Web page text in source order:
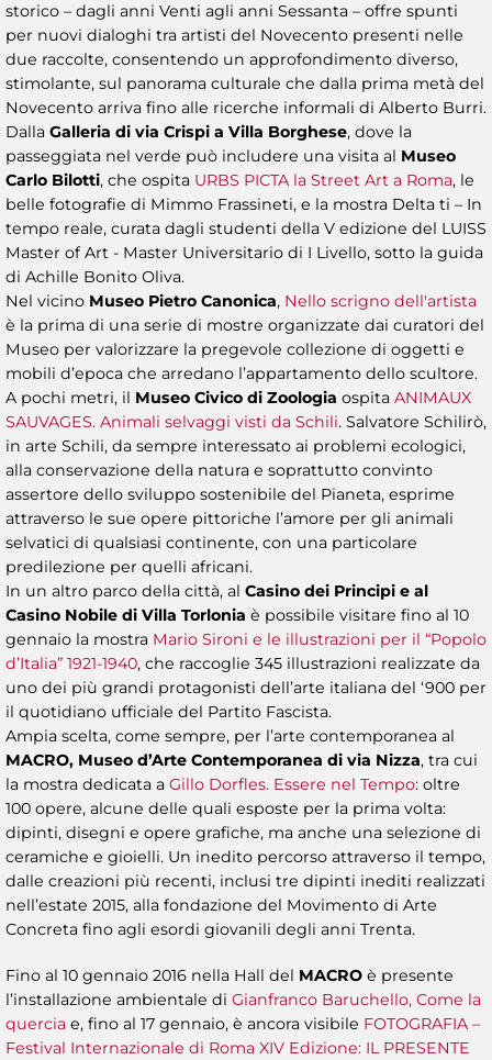
storico – dagli anni Venti agli anni Sessanta – offre spunti
per nuovi dialoghi tra artisti del Novecento presenti nelle
due raccolte, consentendo un approfondimento diverso,
stimolante, sul panorama culturale che dalla prima metà del
Novecento arriva fino alle ricerche informali di Alberto Burri.
Dalla Galleria di via Crispi a Villa Borghese, dove la
passeggiata nel verde può includere una visita al Museo
Carlo Bilotti, che ospita URBS PICTA la Street Art a Roma, le
belle fotografie di Mimmo Frassineti, e la mostra Delta ti – In
tempo reale, curata dagli studenti della V edizione del LUISS
Master of Art - Master Universitario di I Livello, sotto la guida
di Achille Bonito Oliva.
Nel vicino Museo Pietro Canonica, Nello scrigno dell'artista
è la prima di una serie di mostre organizzate dai curatori del
Museo per valorizzare la pregevole collezione di oggetti e
mobili d’epoca che arredano l’appartamento dello scultore.
A pochi metri, il Museo Civico di Zoologia ospita ANIMAUX
SAUVAGES. Animali selvaggi visti da Schili. Salvatore Schilirò,
in arte Schili, da sempre interessato ai problemi ecologici,
alla conservazione della natura e soprattutto convinto
assertore dello sviluppo sostenibile del Pianeta, esprime
attraverso le sue opere pittoriche l’amore per gli animali
selvatici di qualsiasi continente, con una particolare
predilezione per quelli africani.
In un altro parco della città, al Casino dei Principi e al
Casino Nobile di Villa Torlonia è possibile visitare fino al 10
gennaio la mostra Mario Sironi e le illustrazioni per il “Popolo
d’Italia” 1921-1940, che raccoglie 345 illustrazioni realizzate da
uno dei più grandi protagonisti dell’arte italiana del ‘900 per
il quotidiano ufficiale del Partito Fascista.
Ampia scelta, come sempre, per l’arte contemporanea al
MACRO, Museo d’Arte Contemporanea di via Nizza, tra cui
la mostra dedicata a Gillo Dorfles. Essere nel Tempo: oltre
100 opere, alcune delle quali esposte per la prima volta:
dipinti, disegni e opere grafiche, ma anche una selezione di
ceramiche e gioielli. Un inedito percorso attraverso il tempo,
dalle creazioni più recenti, inclusi tre dipinti inediti realizzati
nell’estate 2015, alla fondazione del Movimento di Arte
Concreta fino agli esordi giovanili degli anni Trenta.
Fino al 10 gennaio 2016 nella Hall del MACRO è presente
l’installazione ambientale di Gianfranco Baruchello, Come la
quercia e, fino al 17 gennaio, è ancora visibile FOTOGRAFIA –
Festival Internazionale di Roma XIV Edizione: IL PRESENTE